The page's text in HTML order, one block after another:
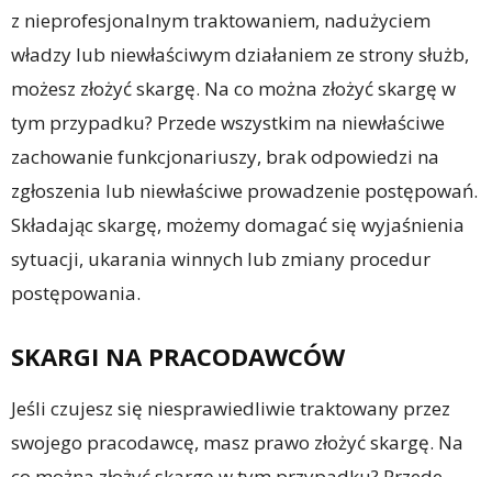
z nieprofesjonalnym traktowaniem, nadużyciem
władzy lub niewłaściwym działaniem ze strony służb,
możesz złożyć skargę. Na co można złożyć skargę w
tym przypadku? Przede wszystkim na niewłaściwe
zachowanie funkcjonariuszy, brak odpowiedzi na
zgłoszenia lub niewłaściwe prowadzenie postępowań.
Składając skargę, możemy domagać się wyjaśnienia
sytuacji, ukarania winnych lub zmiany procedur
postępowania.
SKARGI NA PRACODAWCÓW
Jeśli czujesz się niesprawiedliwie traktowany przez
swojego pracodawcę, masz prawo złożyć skargę. Na